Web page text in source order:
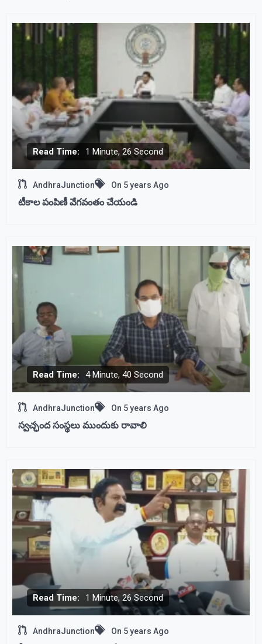
Read Time: 1 Minute, 26 Second
AndhraJunction On 5 years Ago
టీకాల పంపిణీ వేగవంతం చేయండి
Read Time: 4 Minute, 40 Second
AndhraJunction On 5 years Ago
స్వచ్ఛంద సంస్థలు ముందుకు రావాలి
Read Time: 1 Minute, 26 Second
AndhraJunction On 5 years Ago